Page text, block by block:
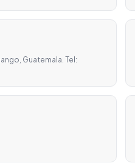
Guatemala. Tel: